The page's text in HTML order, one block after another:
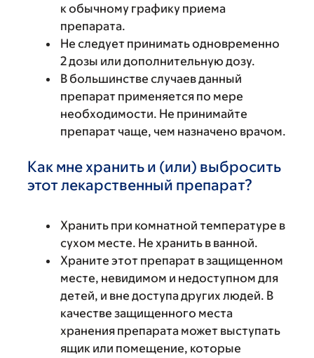
к обычному графику приема
препарата.
Не следует принимать одновременно
2 дозы или дополнительную дозу.
В большинстве случаев данный
препарат применяется по мере
необходимости. Не принимайте
препарат чаще, чем назначено врачом.
Как мне хранить и (или) выбросить
этот лекарственный препарат?
Хранить при комнатной температуре в
сухом месте. Не хранить в ванной.
Храните этот препарат в защищенном
месте, невидимом и недоступном для
детей, и вне доступа других людей. В
качестве защищенного места
хранения препарата может выступать
ящик или помещение, которые